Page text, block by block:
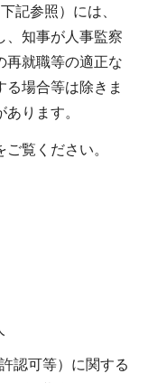
記参照）には、
、知事が人事監察
再就職等の適正な
場合等は除きま
ります。
ご覧ください。
認可等）に関する